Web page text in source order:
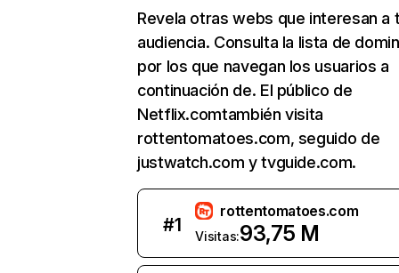
Revela otras webs que interesan a
audiencia. Consulta la lista de
por los que navegan los usuarios a
continuación de. El público de
Netflix.comtambién visita
rottentomatoes.com, seguido de
justwatch.com y tvguide.com.
#1
rottentomatoes.com
Visitas:93,75 M